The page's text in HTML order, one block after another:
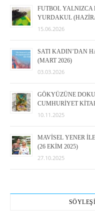
FUTBOL YALNIZCA
YURDAKUL
15.06.2026
SATI KADIN’DAN
(MART 2026)
03.03.2026
GÖKYÜZÜNE
CUMHURİYET
10.11.2025
MAVİSEL YENER
(26 EKİM 2025)
27.10.2025